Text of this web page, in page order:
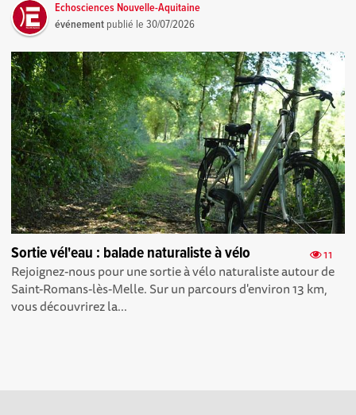
Echosciences Nouvelle-Aquitaine
événement publié le30/07/2026
11
Sortie vél'eau : balade naturaliste à vélo
Rejoignez-nous pour une sortie à vélo naturaliste autour de
Saint-Romans-lès-Melle. Sur un parcours d'environ 13 km,
vous découvrirez la...